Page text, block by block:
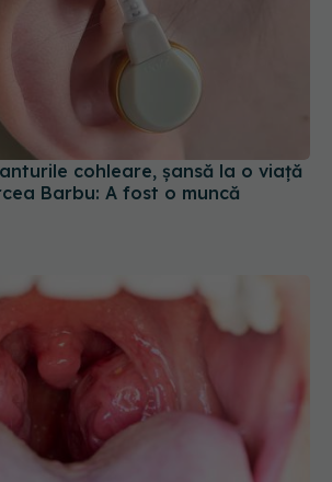
Barbu: A fost o muncă